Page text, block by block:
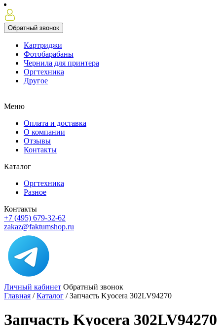
Обратный звонок
Картриджи
Фотобарабаны
Чернила для принтера
Оргтехника
Другое
Меню
Оплата и доставка
О компании
Отзывы
Контакты
Каталог
Оргтехника
Разное
Контакты
+7 (495) 679-32-62
zakaz@faktumshop.ru
Личный кабинет Обратный звонок
Главная /Каталог /Запчасть Kyocera 302LV94270
Запчасть Kyocera 302LV94270